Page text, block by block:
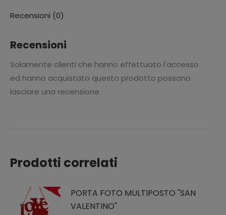
Recensioni (0)
Recensioni
Solamente clienti che hanno effettuato l'accesso
ed hanno acquistato questo prodotto possono
lasciare una recensione.
Prodotti correlati
PORTA FOTO MULTIPOSTO "SAN
VALENTINO"